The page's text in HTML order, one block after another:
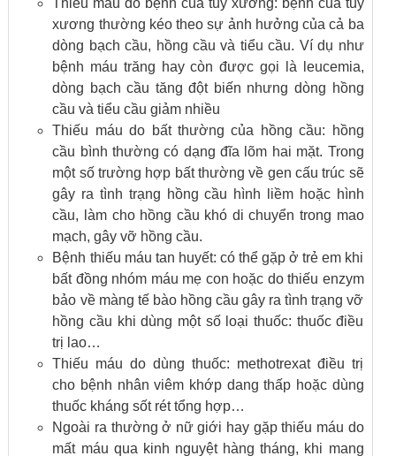
Thiếu máu do bệnh của tủy xương: bệnh của tủy
xương thường kéo theo sự ảnh hưởng của cả ba
dòng bạch cầu, hồng cầu và tiểu cầu. Ví dụ như
bệnh máu trăng hay còn được gọi là leucemia,
dòng bạch cầu tăng đột biến nhưng dòng hồng
cầu và tiểu cầu giảm nhiều
Thiếu máu do bất thường của hồng cầu: hồng
cầu bình thường có dạng đĩa lõm hai mặt. Trong
một số trường hợp bất thường về gen cấu trúc sẽ
gây ra tình trạng hồng cầu hình liềm hoặc hình
cầu, làm cho hồng cầu khó di chuyển trong mao
mạch, gây vỡ hồng cầu.
Bệnh thiếu máu tan huyết: có thể gặp ở trẻ em khi
bất đồng nhóm máu mẹ con hoặc do thiếu enzym
bảo về màng tế bào hồng cầu gây ra tình trạng vỡ
hồng cầu khi dùng một số loại thuốc: thuốc điều
trị lao…
Thiếu máu do dùng thuốc: methotrexat điều trị
cho bệnh nhân viêm khớp dang thấp hoặc dùng
thuốc kháng sốt rét tổng hợp…
Ngoài ra thường ở nữ giới hay gặp thiếu máu do
mất máu qua kinh nguyệt hàng tháng, khi mang